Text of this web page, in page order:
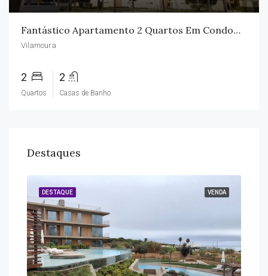
Fantástico Apartamento 2 Quartos Em Condomínio Privado
Vilamoura
2
Quartos
2
Casas de Banho
Destaques
VENDA
DESTAQUE